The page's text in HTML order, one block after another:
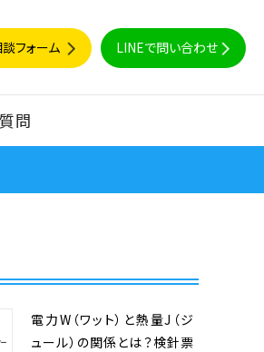
フォーム LINEで問い合わせ
問
電力W（ワット）と熱量J（ジ
ュール）の関係とは？検針票